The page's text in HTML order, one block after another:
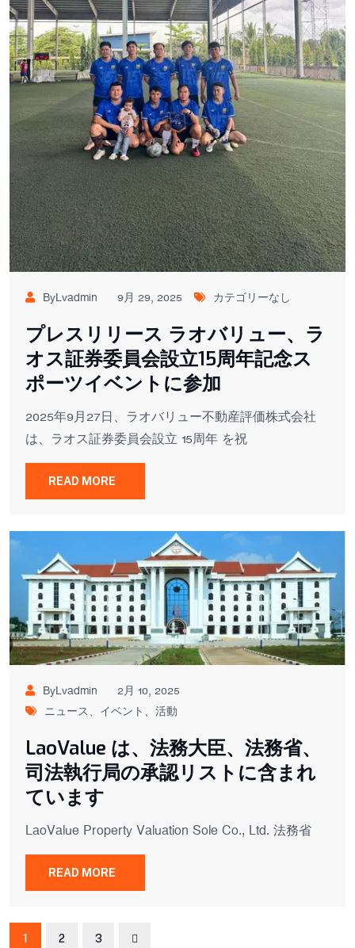
ByLvadmin 9月 29, 2025 カテゴリーなし
プレスリリース ラオバリュー、ラ
オス証券委員会設立15周年記念ス
ポーツイベントに参加
2025年9月27日、ラオバリュー不動産評価株式会社
は、ラオス証券委員会設立 15周年 を祝
READ MORE
ByLvadmin
2月 10, 2025
ニュース、イベント、活動
LaoValue は、法務大臣、法務省、
司法執行局の承認リストに含まれ
ています
LaoValue Property Valuation Sole Co., Ltd. 法務省
READ MORE
1 2 3